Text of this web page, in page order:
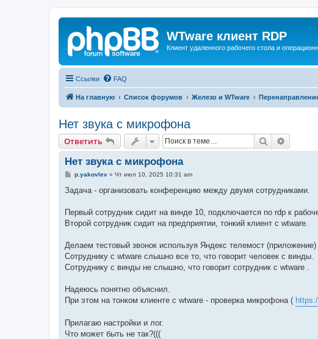
WTware клиент RDP
Клиент удаленного рабочего стола и
Ссылки FAQ
На главную Список форумов Железо и WTware
Нет звука с микрофона
Ответить Поиск
Нет звука с микрофона
С
о
б
е
н
и
p.yakovlev» Чт июл 10, 2025 10:31 am
Задача - организовать конференцию между двумя сотрудниками.
Первый сотрудник сидит на винде 10, подключается по rdp к
Второй сотрудник сидит на предприятии, тонкий клиент с wtware.
Делаем тестовый звонок используя Яндекс телемост
Сотруднику с wtware слышно все то, что говорит человек с винды.
Сотруднику с винды не слышно, что говорит сотрудник с wtware .
Надеюсь понятно объяснил.
При этом на тонком клиенте с wtware - проверка микрофона (
Прилагаю настройки и лог.
Что может быть не так?(((